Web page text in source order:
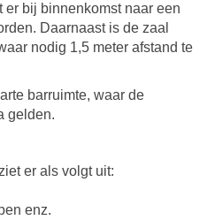
er bij binnenkomst naar een
Daarnaast is de zaal
nodig 1,5 meter afstand te
barruimte, waar de
gelden.
er als volgt uit:
enz.